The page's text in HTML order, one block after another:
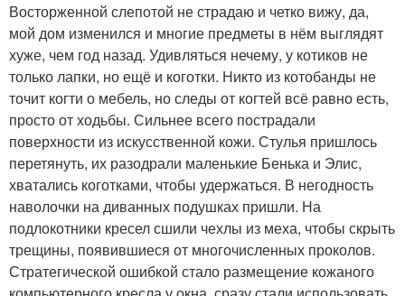
Восторженной слепотой не страдаю и четко вижу, да,
мой дом изменился и многие предметы в нём выглядят
хуже, чем год назад. Удивляться нечему, у котиков не
только лапки, но ещё и коготки. Никто из котобанды не
точит когти о мебель, но следы от когтей всё равно есть,
просто от ходьбы. Сильнее всего пострадали
поверхности из искусственной кожи. Стулья пришлось
перетянуть, их разодрали маленькие Бенька и Элис,
хватались коготками, чтобы удержаться. В негодность
наволочки на диванных подушках пришли. На
подлокотники кресел сшили чехлы из меха, чтобы скрыть
трещины, появившиеся от многочисленных проколов.
Стратегической ошибкой стало размещение кожаного